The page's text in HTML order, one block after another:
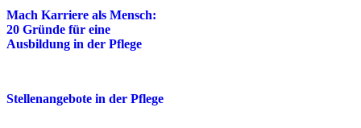
Mach Karriere als Mensch:
20 Gründe für eine
Ausbildung in der Pflege
Stellenangebote in der Pflege